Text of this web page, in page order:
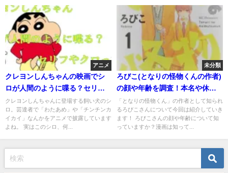
アニメ
クレヨンしんちゃんの映画でシ
ロが人間のように喋る？セリフ
やクロって？
クレヨンしんちゃんに登場する飼い犬のシ
ロ。芸達者で「わたあめ」や「チンチンカ
イカイ」なんかをアニメで披露しています
よね。 実はこのシロ、何...
未分類
ろびこ(となりの怪物くんの作者)
の顔や年齢を調査！本名や休載
の理由など
「となりの怪物くん」の作者として知られ
るろびこさんについて今回は紹介していき
ます！ ろびこさんの顔や年齢について知
っていますか？漫画は知って...